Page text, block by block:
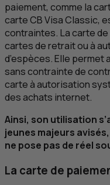
paiement, comme la
carteCBVisa Classic,
contraintes. La carte
cartes de retrait ou à
d’espèces. Elle permet
sans contrainte de
carte à autorisation
des achats internet.
Ainsi, son utilisation
jeunes majeurs
ne pose pas de réel
La carte de